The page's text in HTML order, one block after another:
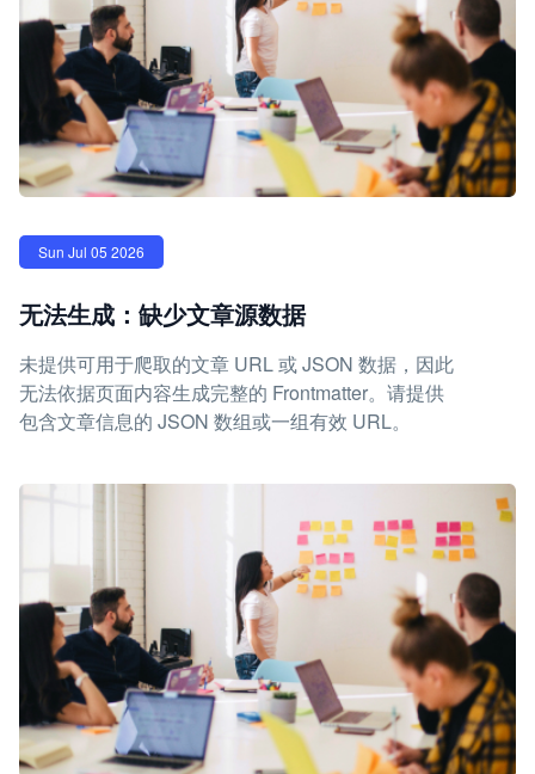
Sun Jul 05 2026
无法生成：缺少文章源数据
未提供可用于爬取的文章 URL 或 JSON 数据，因此
无法依据页面内容生成完整的 Frontmatter。请提供
包含文章信息的 JSON 数组或一组有效 URL。